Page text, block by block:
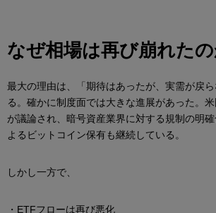
なぜ相場は再び崩れた
最大の理由は、「期待はあったが、実需が戻
る。確かに制度面では大きな進展があった。
が議論され、暗号資産業界に対する規制の明
よるビットコイン保有も継続している。
しかし一方で、
・ETFフローは再び悪化